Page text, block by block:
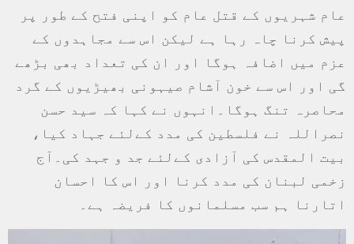
عام شہریوں کے قتل عام کو اپنی فتح کے طور پر
پیش کرنا چاہ رہا ہے لیکن اس سے مجاہدوں کے
عزم میں اضافہ ہوگا اور ان کی تعداد بھی بڑھے
گی اور اس سے خون آشام صیہونی بھیڑیوں کے گرد
محاصرہ تنگ ہوگا۔انہوں نے کہا کہ سید حسن
نصراللہ نے فلسطین کی مدد کےلئے جہاد کیا،
بیت المقدس کی آزادی کےلئے جد و جہد کی۔آج
زخمی لبنان کی مدد کرنا اور اس کا احسان
اتارنا ہم سب مسلمانوں کا فریضہ ہے۔